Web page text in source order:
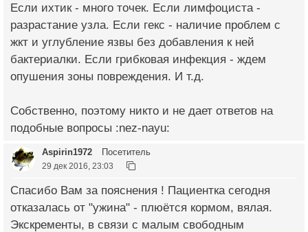
Если ихтик - много точек. Если лимфоциста -
разрастание узла. Если гекс - наличие проблем с
жкт и углубление язвы без добавления к ней
бактериалки. Если грибковая инфекция - ждем
опушения зоны повреждения. И т.д.
Собственно, поэтому никто и не дает ответов на
подобные вопросы :nez-nayu:
Aspirin1972 Посетитель
29 дек 2016, 23:03
Спасибо Вам за пояснения ! Пациентка сегодня
отказалась от "ужина" - плюётся кормом, вялая.
Экскременты, в связи с малым свободным